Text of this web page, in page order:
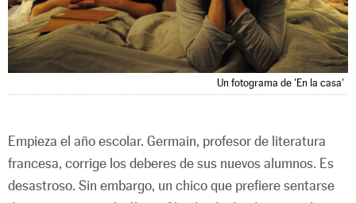
Un fotograma de 'En la casa'
Empieza el año escolar. Germain, profesor de literatura
francesa, corrige los deberes de sus nuevos alumnos. Es
desastroso. Sin embargo, un chico que prefiere sentarse